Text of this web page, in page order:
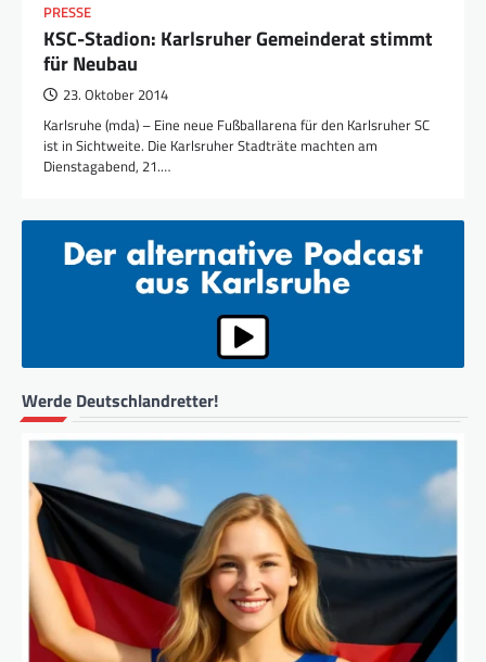
PRESSE
KSC-Stadion: Karlsruher Gemeinderat stimmt
für Neubau
23. Oktober 2014
Karlsruhe (mda) – Eine neue Fußballarena für den Karlsruher SC
ist in Sichtweite. Die Karlsruher Stadträte machten am
Dienstagabend, 21.…
Werde Deutschlandretter!